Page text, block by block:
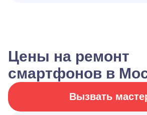
Цены на ремонт
смартфонов в
Вызвать